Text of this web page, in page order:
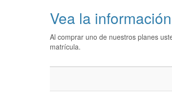
Vea la
Al comprar uno de nuestros planes
matrícula.